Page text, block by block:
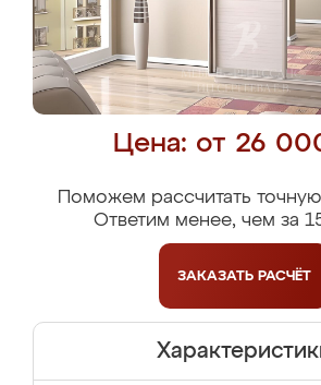
Цена: от 26
Поможем рассчитать
Ответим менее, чем за
ЗАКАЗАТЬ РАСЧЁТ